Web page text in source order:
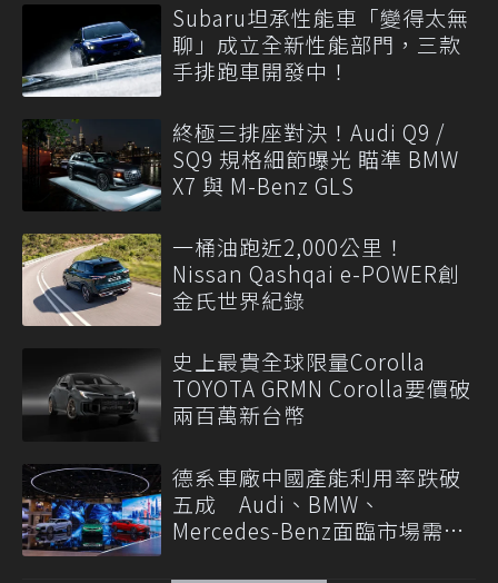
Subaru坦承性能車「變得太無
聊」成立全新性能部門，三款
手排跑車開發中！
終極三排座對決！Audi Q9 /
SQ9 規格細節曝光 瞄準 BMW
X7 與 M-Benz GLS
一桶油跑近2,000公里！
Nissan Qashqai e-POWER創
金氏世界紀錄
史上最貴全球限量Corolla
TOYOTA GRMN Corolla要價破
兩百萬新台幣
德系車廠中國產能利用率跌破
五成 Audi、BMW、
Mercedes-Benz面臨市場需求